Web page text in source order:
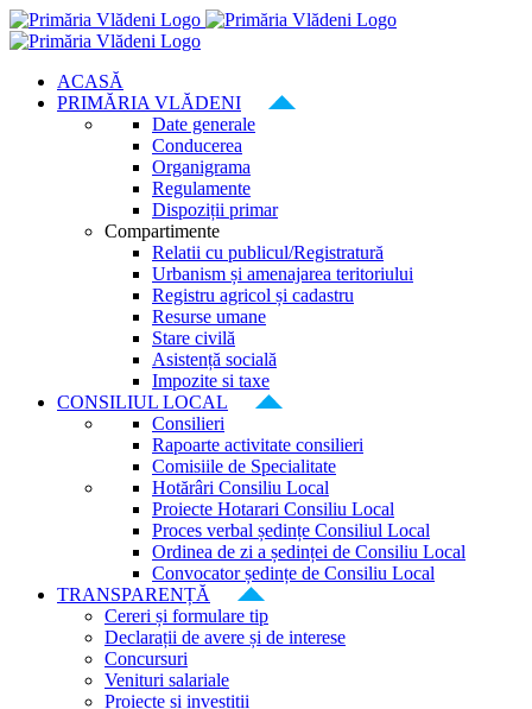
Skip
to
ACASĂ
PRIMĂRIA VLĂDENI
Date generale
Conducerea
Organigrama
Regulamente
Dispoziții primar
Compartimente
Relatii cu publicul/Registratură
Urbanism și amenajarea teritoriului
Registru agricol și cadastru
Resurse umane
Stare civilă
Asistență socială
Impozite si taxe
CONSILIUL LOCAL
Consilieri
Rapoarte activitate consilieri
Comisiile de Specialitate
Hotărâri Consiliu Local
Proiecte Hotarari Consiliu Local
Proces verbal ședințe Consiliul Local
Ordinea de zi a ședinței de Consiliu Local
Convocator ședințe de Consiliu Local
TRANSPARENȚĂ
Cereri și formulare tip
Declarații de avere și de interese
Concursuri
Venituri salariale
Proiecte și investiții